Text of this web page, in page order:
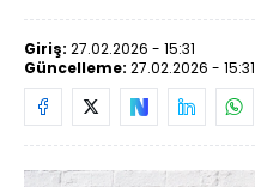
Giriş: 27.02.2026 - 15:31
Güncelleme: 27.02.2026 - 15:31